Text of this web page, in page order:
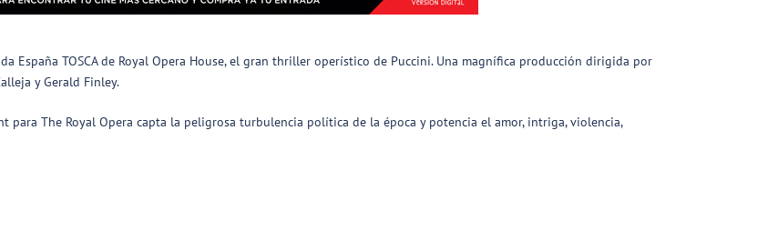
España TOSCA de Royal Opera House, el gran thriller operístico de Puccini. Una magnífica producción dirigida por
y Gerald Finley.
para The Royal Opera capta la peligrosa turbulencia política de la época y potencia el amor, intriga, violencia,